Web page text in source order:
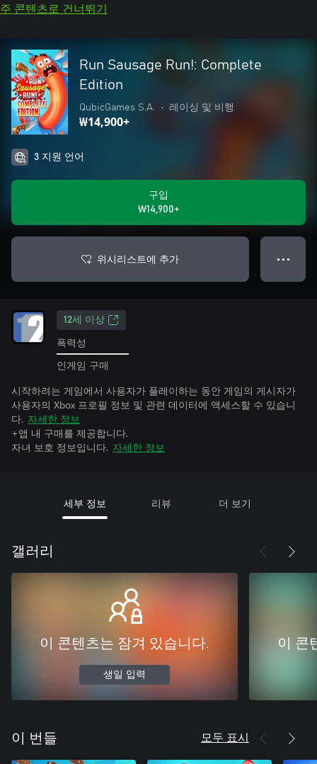
주 콘텐츠로 건너뛰기
Run Sausage Run!: Complete
Edition
QubicGames S.A. • 레이싱 및 비행
₩14,900+
3 지원 언어
구입
₩14,900+
위시리스트에 추가 ● ● ●
12세 이상
폭력성
인게임 구매
시작하려는 게임에서 사용자가 플레이하는 동안 게임의 게시자가
사용자의 Xbox 프로필 정보 및 관련 데이터에 액세스할 수 있습니
다. 자세한 정보
+앱 내 구매를 제공합니다.
자녀 보호 정보입니다. 자세한 정보
세부 정보 리뷰 더 보기
갤러리
이 콘텐츠는 잠겨 있습니다.
생일 입력
이 콘
이 번들 모두 표시